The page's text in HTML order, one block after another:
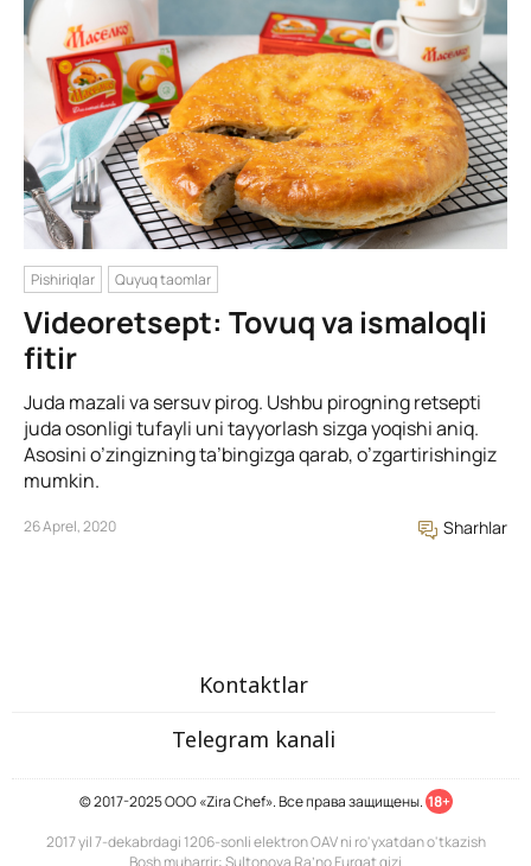
Pishiriqlar Quyuq taomlar
Videoretsept: Tovuq va ismaloqli
fitir
Juda mazali va sersuv pirog. Ushbu pirogning retsepti
juda osonligi tufayli uni tayyorlash sizga yoqishi aniq.
Asosini o’zingizning ta’bingizga qarab, o’zgartirishingiz
mumkin.
26 Aprel, 2020 Sharhlar
Kontaktlar
Telegram kanali
© 2017-2025 ООО «Zira Chef». Все права защищены. 18+
2017 yil 7-dekabrdagi 1206-sonli elektron OAV ni ro'yxatdan o'tkazish
Bosh muharrir: Sultonova Ra’no Furqat qizi